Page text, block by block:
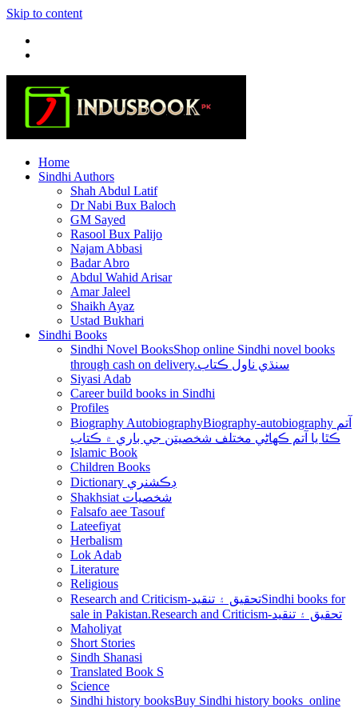
Skip to content
Home
Sindhi Authors
Shah Abdul Latif
Dr Nabi Bux Baloch
GM Sayed
Rasool Bux Palijo
Najam Abbasi
Badar Abro
Abdul Wahid Arisar
Amar Jaleel
Shaikh Ayaz
Ustad Bukhari
Sindhi Books
Sindhi Novel BooksShop online Sindhi novel books
through cash on delivery.سنڌي ناول ڪتاب
Siyasi Adab
Career build books in Sindhi
Profiles
Biography AutobiographyBiography-autobiography آتم
ڪٿا يا آتم ڪھاڻي مختلف شخصيتن جي باري ۾ ڪتاب
Islamic Book
Children Books
Dictionary ڊڪشنري
Shakhsiat شخصيات
Falsafo aee Tasouf
Lateefiyat
Herbalism
Lok Adab
Literature
Religious
Research and Criticism-تحقيق ۽ تنقيدSindhi books for
sale in Pakistan.Research and Criticism-تحقيق ۽ تنقيد
Maholiyat
Short Stories
Sindh Shanasi
Translated Book S
Science
Sindhi history booksBuy Sindhi history books online